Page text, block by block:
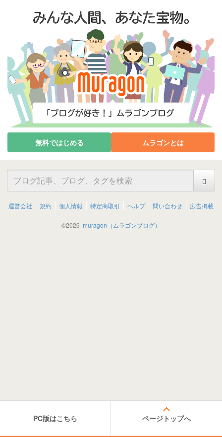
無料ではじめる ムラゴンとは
運営会社 規約 個人情報 特定商取引 ヘルプ 問い合わせ 広告掲載
©2026 muragon（ムラゴンブログ）
PC版はこちら ページトップへ